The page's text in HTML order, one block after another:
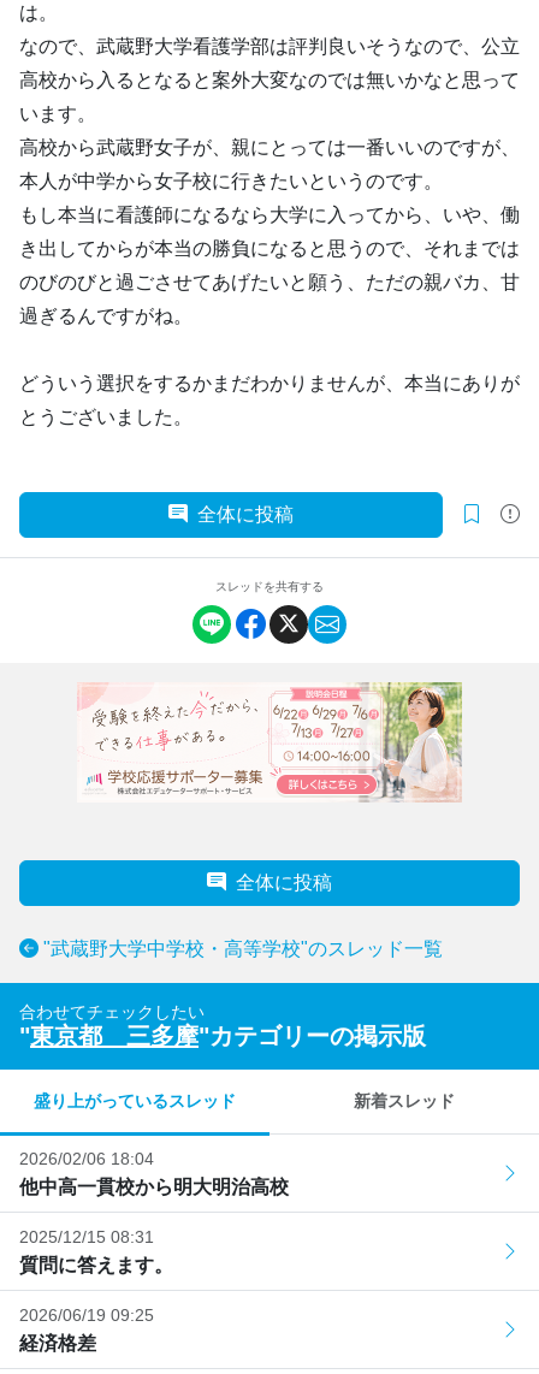
は。
なので、武蔵野大学看護学部は評判良いそうなので、公立
高校から入るとなると案外大変なのでは無いかなと思って
います。
高校から武蔵野女子が、親にとっては一番いいのですが、
本人が中学から女子校に行きたいというのです。
もし本当に看護師になるなら大学に入ってから、いや、働
き出してからが本当の勝負になると思うので、それまでは
のびのびと過ごさせてあげたいと願う、ただの親バカ、甘
過ぎるんですがね。
どういう選択をするかまだわかりませんが、本当にありが
とうございました。
全体に投稿
スレッドを共有する
全体に投稿
"武蔵野大学中学校・高等学校"のスレッド一覧
合わせてチェックしたい
"東京都 三多摩"カテゴリーの掲示版
盛り上がっているスレッド 新着スレッド
2026/02/06 18:04
他中高一貫校から明大明治高校
2025/12/15 08:31
質問に答えます。
2026/06/19 09:25
経済格差